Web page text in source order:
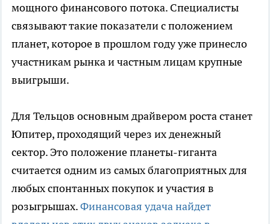
мощного финансового потока. Специалисты
связывают такие показатели с положением
планет, которое в прошлом году уже принесло
участникам рынка и частным лицам крупные
выигрыши.
Для Тельцов основным драйвером роста станет
Юпитер, проходящий через их денежный
сектор. Это положение планеты-гиганта
считается одним из самых благоприятных для
любых спонтанных покупок и участия в
розыгрышах.Финансовая удача найдет